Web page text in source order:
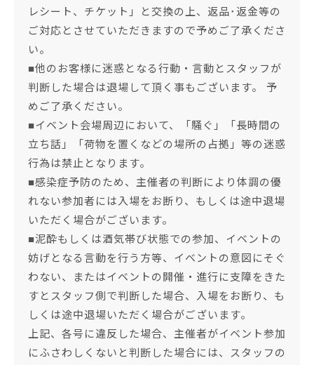
レシート、チケット」と交換の上、返品･返金等の
ご対応とさせていただきますので予めご了承くださ
い。
■他のお客様に迷惑となる行動・言動とスタッフが
判断した場合は退場して頂く事もございます。 予
めご了承ください。
■イベント会場周辺において、「騒ぐ」「長時間の
立ち話」「荷物を置くなどの場所の占拠」等の迷惑
行為は禁止となります。
■感染症予防のため、主催者の判断により体調の優
れない参加者には入場をお断り、もしくは途中退場
いただく場合がございます。
■泥酔もしくは酒気帯び状態での参加、イベントの
妨げとなる言動を行う方等、イベントの意図にそぐ
わない、またはイベントの開催・進行に支障をきた
すとスタッフ側で判断した場合、入場をお断り、も
しくは途中退場いただく場合がございます。
上記、各号に違反した場合、主催者がイベント参加
にふさわしくないと判断した場合には、スタッフの